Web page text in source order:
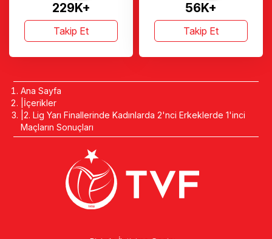
229K+
Takip Et
56K+
Takip Et
Ana Sayfa
İçerikler
2. Lig Yarı Finallerinde Kadınlarda 2'nci Erkeklerde 1'inci
Maçların Sonuçları